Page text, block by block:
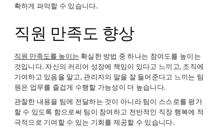
확하게 파악할 수 있습니다.
직원 만족도 향상
직원 만족도를 높이는 확실한 방법 중 하나는 참여도를 높이는
것입니다. 자신의 커리어 성장에 책임이 있다고 느끼고, 조직에
기여하고 있음을 알고, 관리자의 말을 잘 들어준다고 느끼는 팀
원은 업무를 즐겁게 수행할 가능성이 더 높습니다.
관찰한 내용을 팀에 전달하는 것이 아니라 팀이 스스로를 평가
할 수 있도록 함으로써 팀이 참여하고 전반적인 직장 행복에 적
극적으로 기여할 수 있는 기회를 제공할 수 있습니다.